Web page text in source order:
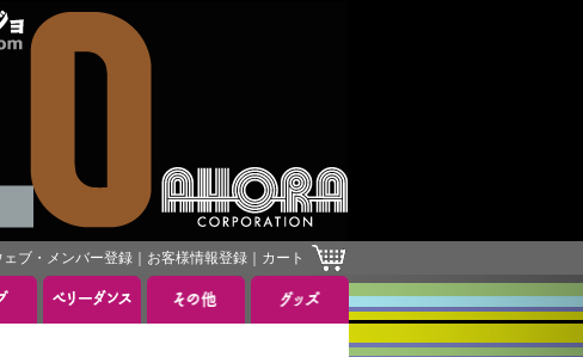
ェブ・メンバー登録 お客様情報登録 カート